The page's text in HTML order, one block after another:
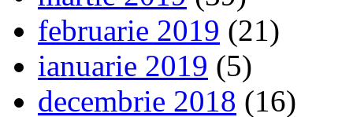
februarie 2019 (21)
ianuarie 2019 (5)
decembrie 2018 (16)